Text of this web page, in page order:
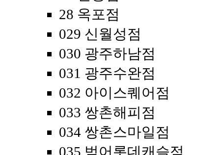
28 옥포점
029 신월성점
030 광주하남점
031 광주수완점
032 아이스퀘어점
033 쌍촌해피점
034 쌍촌스마일점
035 범어롯데캐슬점